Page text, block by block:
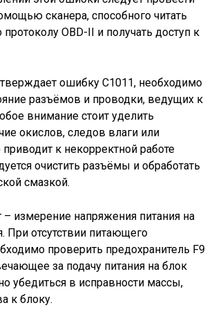
сканера, способного читать
OBD-II и получать доступ к
ошибку С1011, необходимо
разъёмов и проводки, ведущих к
внимание стоит уделить
окислов, следов влаги или
приводит к некорректной работе
очистить разъёмы и обработать
смазкой.
измерение напряжения питания на
При отсутствии питающего
проверить предохранитель F9
за подачу питания на блок
убедиться в исправности массы,
к блоку.